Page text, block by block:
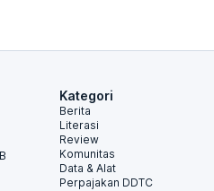
Kategori
Berita
Literasi
Review
Komunitas
Data & Alat
Perpajakan DDTC